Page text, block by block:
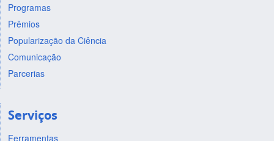
Programas
Prêmios
Popularização da Ciência
Comunicação
Parcerias
Serviços
Ferramentas